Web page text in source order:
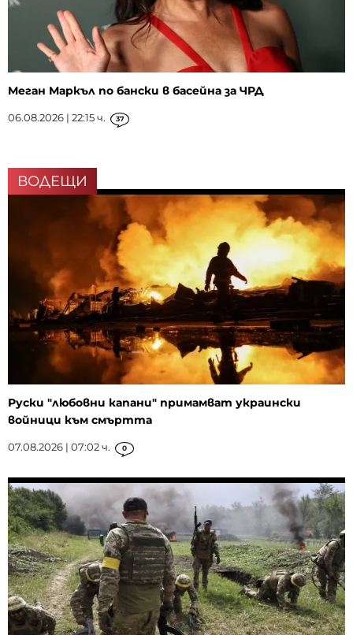
Меган Маркъл по бански в басейна за ЧРД
06.08.2026 | 22:15 ч. 37
ВОДЕЩИ
Руски "любовни капани" примамват украински
войници към смъртта
07.08.2026 | 07:02 ч. 0